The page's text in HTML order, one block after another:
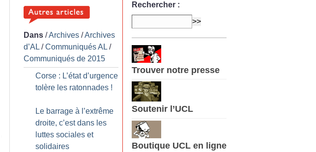
Dans /Archives /Archives
d’AL /Communiqués AL /
Communiqués de 2015
Corse : L’état d’urgence
tolère les ratonnades !
Le barrage à l’extrême
droite, c’est dans les
luttes sociales et
solidaires
Rechercher :
Trouver notre presse
Soutenir l’UCL
Boutique UCL en ligne